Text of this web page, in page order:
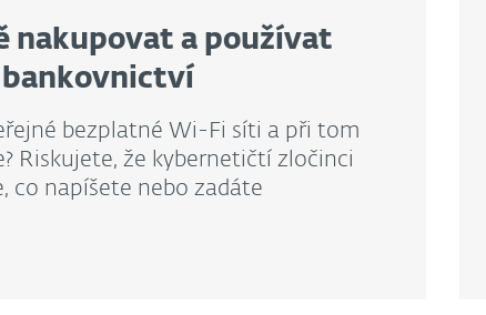
nakupovat a používat
bezplatné Wi-Fi síti a při tom
Riskujete, že kybernetičtí zločinci
co napíšete nebo zadáte